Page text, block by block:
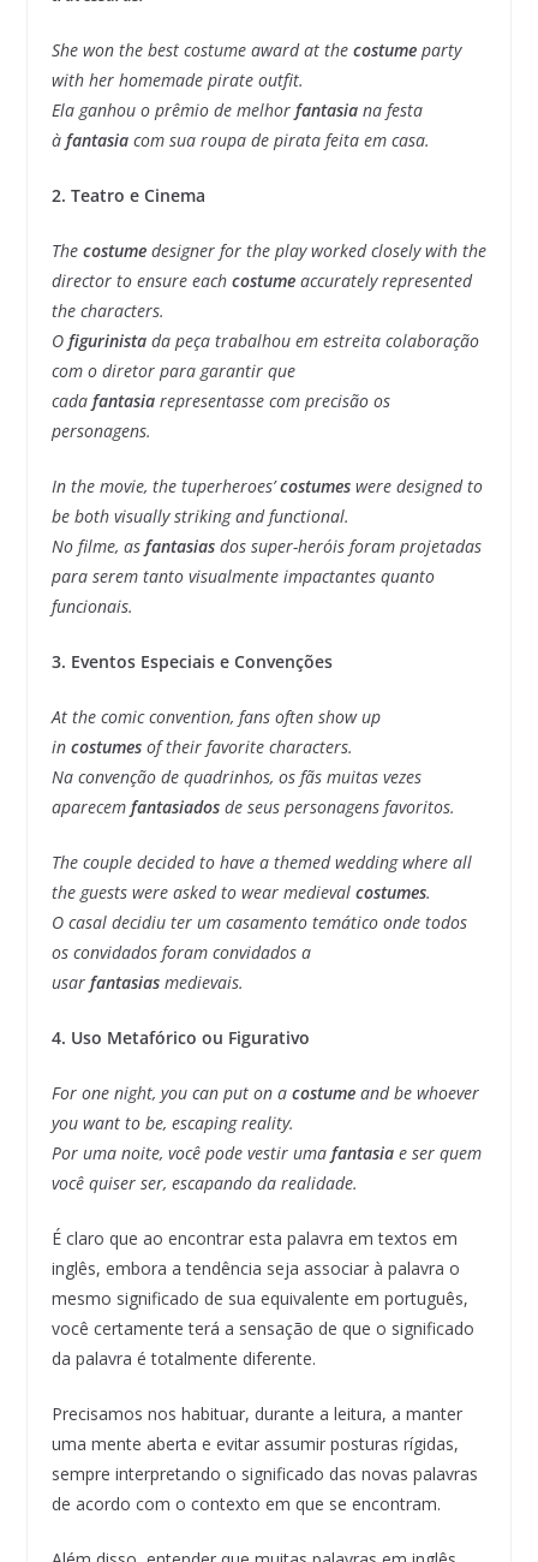
She won the best costume award at the costumeparty
with her homemade pirate outfit.
Ela ganhou o prêmio de melhor fantasiana festa
à fantasiacom sua roupa de pirata feita em casa.
2. Teatro e Cinema
The costumedesigner for the play worked closely with the
director to ensure each costumeaccurately represented
the characters.
O figurinistada peça trabalhou em estreita colaboração
com o diretor para garantir que
cada fantasiarepresentasse com precisão os
personagens.
In the movie, the tuperheroes’costumeswere designed to
be both visually striking and functional.
No filme, as fantasiasdos super-heróis foram projetadas
para serem tanto visualmente impactantes quanto
funcionais.
3. Eventos Especiais e Convenções
At the comic convention, fans often show up
in costumesof their favorite characters.
Na convenção de quadrinhos, os fãs muitas vezes
aparecem fantasiadosde seus personagens favoritos.
The couple decided to have a themed wedding where all
the guests were asked to wear medieval costumes.
O casal decidiu ter um casamento temático onde todos
os convidados foram convidados a
usar fantasiasmedievais.
4. Uso Metafórico ou Figurativo
For one night, you can put on a costumeand be whoever
you want to be, escaping reality.
Por uma noite, você pode vestir uma fantasiae ser quem
você quiser ser, escapando da realidade.
É claro que ao encontrar esta palavra em textos em
inglês, embora a tendência seja associar à palavra o
mesmo significado de sua equivalente em português,
você certamente terá a sensação de que o significado
da palavra é totalmente diferente.
Precisamos nos habituar, durante a leitura, a manter
uma mente aberta e evitar assumir posturas rígidas,
sempre interpretando o significado das novas palavras
de acordo com o contexto em que se encontram.